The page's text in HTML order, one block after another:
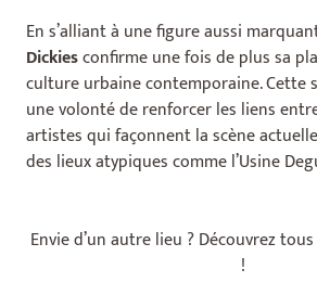
En s’alliant à une figure aussi
Dickiesconfirme une fois de plus sa
culture urbaine contemporaine. Cette
une volonté de renforcer les liens
artistes qui façonnent la scène
des lieux atypiques comme l’Usine
Envie d’un autre lieu ? Découvrez
!